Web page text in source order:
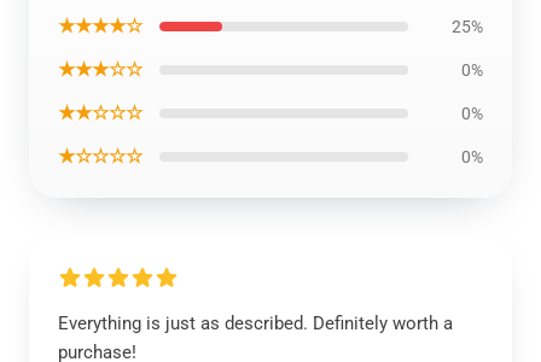
★★★★☆ 25%
★★★☆☆ 0%
★★☆☆☆ 0%
★☆☆☆☆ 0%
Everything is just as described. Definitely worth a
purchase!